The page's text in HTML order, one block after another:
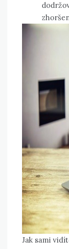
Jak sami